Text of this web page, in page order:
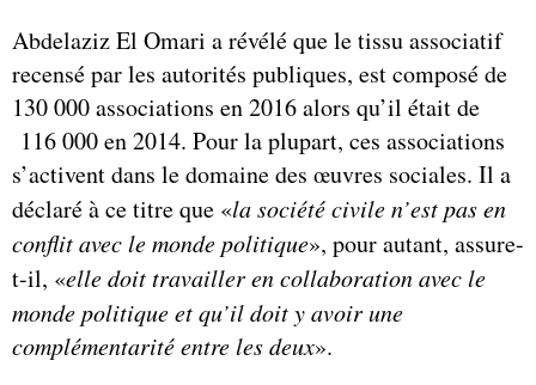
Abdelaziz El Omari a révélé que le tissu associatif
recensé par les autorités publiques, est composé de
130 000 associations en 2016 alors qu’il était de
116 000 en 2014. Pour la plupart, ces associations
s’activent dans le domaine des œuvres sociales. Il a
déclaré à ce titre que «la société civile n’est pas en
conflit avec le monde politique», pour autant, assure-
t-il, «elle doit travailler en collaboration avec le
monde politique et qu’il doit y avoir une
complémentarité entre les deux».